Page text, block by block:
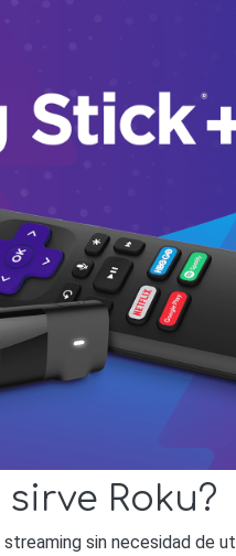
Roku?
sin necesidad de